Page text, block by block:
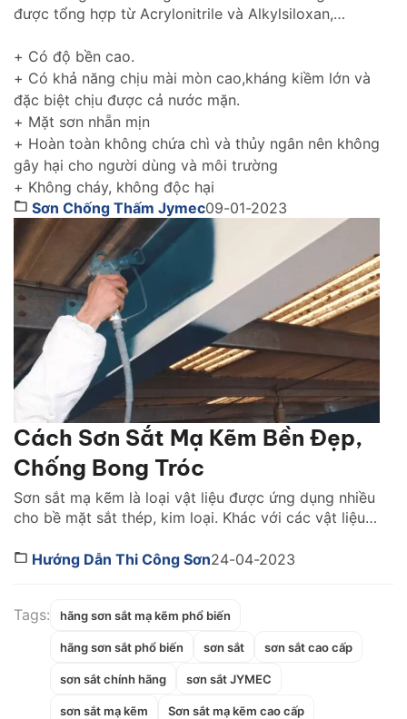
được tổng hợp từ Acrylonitrile và Alkylsiloxan,
tường ngoài trời gìn giữ và tôn lên vẻ đẹp ngôi nhà
của bạn thách thức với thời gian.
+ Có độ bền cao.
+ Có khả năng chịu mài mòn cao,kháng kiềm lớn và
đặc biệt chịu được cả nước mặn.
+ Mặt sơn nhẵn mịn
+ Hoàn toàn không chứa chì và thủy ngân nên không
gây hại cho người dùng và môi trường
+ Không cháy, không độc hại
Sơn Chống Thấm Jymec09-01-2023
Cách Sơn Sắt Mạ Kẽm Bền Đẹp,
Chống Bong Tróc
Sơn sắt mạ kẽm là loại vật liệu được ứng dụng nhiều
cho bề mặt sắt thép, kim loại. Khác với các vật liệu
mạ kẽm thường trơn trượt, dễ bị bong tróc sơn. Để
Hướng Dẫn Thi Công Sơn24-04-2023
Tags: hãng sơn sắt mạ kẽm phổ biến
hãng sơn sắt phổ biến sơn sắt sơn sắt cao cấp
sơn sắt chính hãng sơn sắt JYMEC
sơn sắt mạ kẽm Sơn sắt mạ kẽm cao cấp